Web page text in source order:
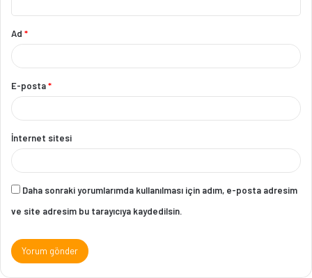
Ad *
E-posta*
İnternet sitesi
Daha sonraki yorumlarımda kullanılması için adım, e-posta adresim
ve site adresim bu tarayıcıya kaydedilsin.